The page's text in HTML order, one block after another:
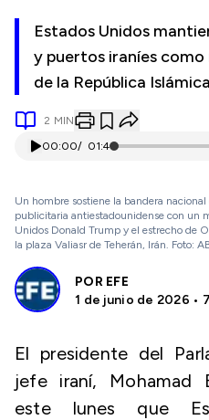
Estados Unidos
y puertos iraníes
de la República
2 MIN
00:00/ 01:41
Un hombre sostiene la bandera
publicitaria antiestadounidense con un
Unidos Donald Trump y el estrecho de
la plaza Valiasr de Teherán, Irán. Foto:
POR EFE
1 de junio de 2026 •
El presidente del
jefe iraní, Mohamad
este lunes que